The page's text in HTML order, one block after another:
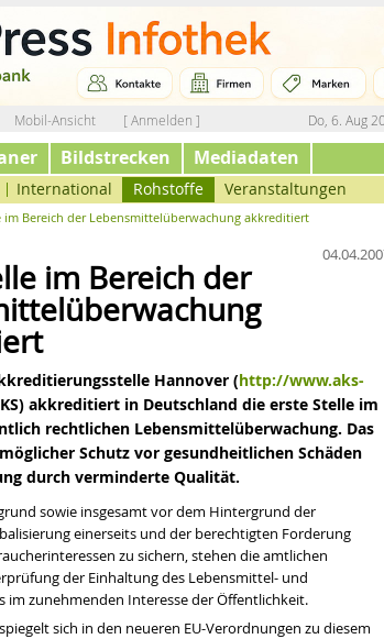
Mobil-Ansicht [ Anmelden ] Do, 6. Aug
International Rohstoffe Veranstaltungen
Bildstrecken Mediadaten
im Bereich der Lebensmittelüberwachung akkreditiert
sprechen
im Bereich der
Hannover (http://www.aks-
akkreditiert in Deutschland die erste Stelle im
rechtlichen Lebensmittelüberwachung. Das
Schutz vor gesundheitlichen Schäden
durch verminderte Qualität.
sowie insgesamt vor dem Hintergrund der
einerseits und der berechtigten Forderung
zu sichern, stehen die amtlichen
der Einhaltung des Lebensmittel- und
im zunehmenden Interesse der Öffentlichkeit.
sich in den neueren EU-Verordnungen zu diesem